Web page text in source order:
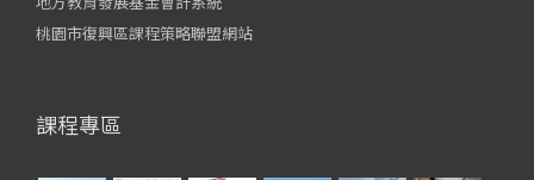
桃園市復興區課程策略聯盟網站
課程專區